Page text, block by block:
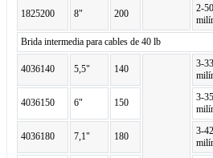
1825200 8" 200
2-50
Brida intermedia para cables de 40 lb
4036140 5,5" 140
3-33
4036150 6" 150
3-35
4036180 7,1" 180
3-42